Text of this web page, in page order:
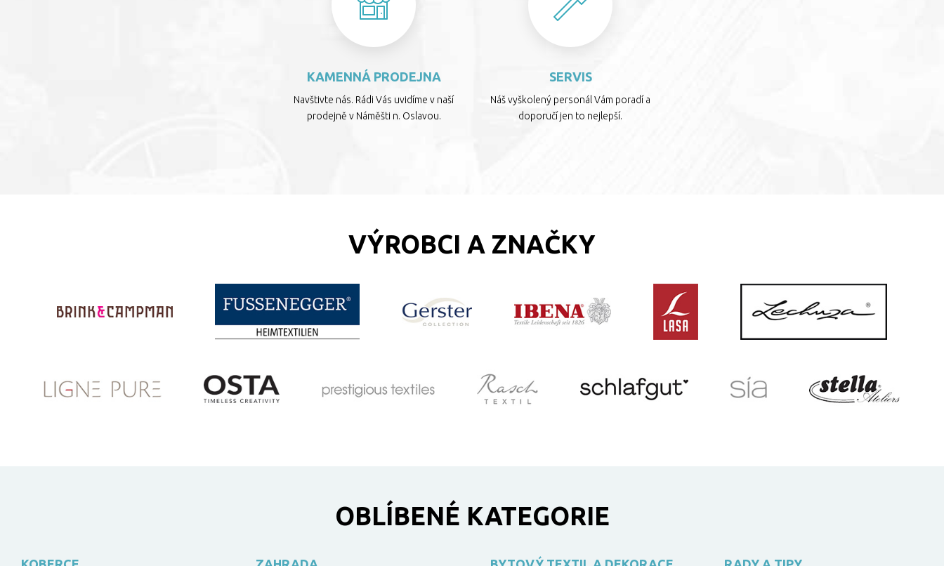
KAMENNÁ PRODEJNA
Navštivte nás. Rádi Vás uvidíme v naší
prodejně v Náměšti n. Oslavou.
SERVIS
Náš vyškolený personál Vám poradí a
doporučí jen to nejlepší.
VÝROBCI A ZNAČKY
OBLÍBENÉ KATEGORIE